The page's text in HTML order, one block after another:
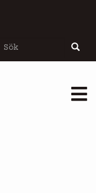
Sök Sök